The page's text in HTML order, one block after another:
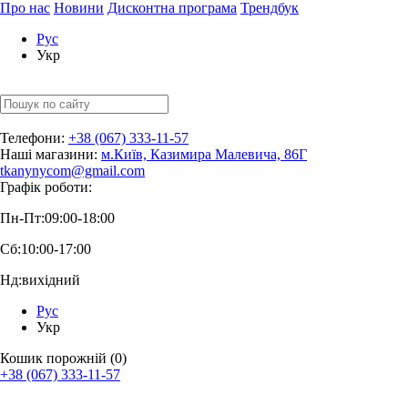
Про нас Новини Дисконтна програма Трендбук
Рус
Укр
Телефони: +38 (067) 333-11-57
Наші магазини: м.Київ, Казимира Малевича, 86Г
tkanynycom@gmail.com
Графік роботи:
Пн-Пт:09:00-18:00
Сб:10:00-17:00
Нд:вихідний
Рус
Укр
Кошик порожній (0)
+38 (067) 333-11-57